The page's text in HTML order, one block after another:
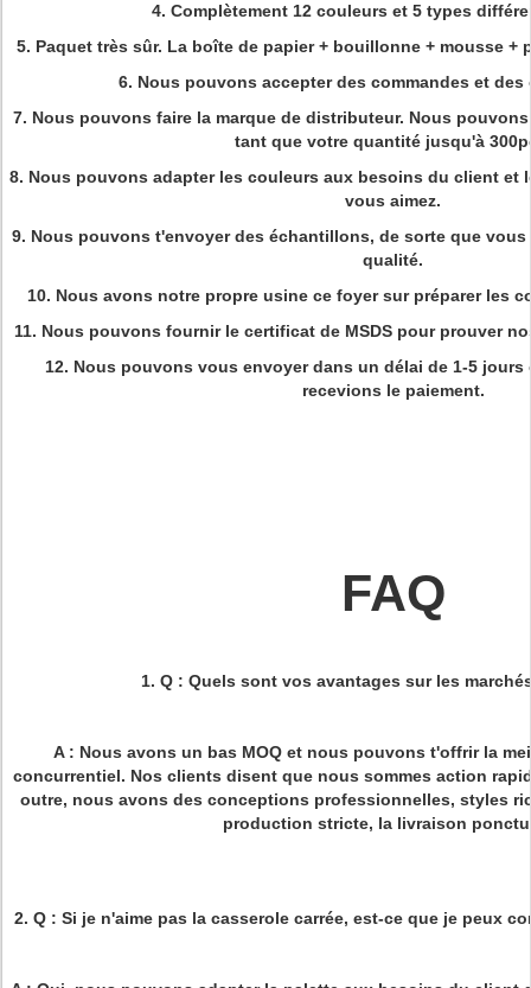
4. Complètement 12 couleurs et 5 types
5. Paquet très sûr. La boîte de papier + bouillonne + mousse +
6. Nous pouvons accepter des commandes et des
7. Nous pouvons faire la marque de distributeur. Nous
tant que votre quantité jusqu'à
8. Nous pouvons adapter les couleurs aux besoins du client et
vous aimez.
9. Nous pouvons t'envoyer des échantillons, de sorte que
qualité.
10. Nous avons notre propre usine ce foyer sur préparer les
11. Nous pouvons fournir le certificat de MSDS pour prouver
12. Nous pouvons vous envoyer dans un délai de 1-5
recevions le paiement.
FAQ
1. Q : Quels sont vos avantages sur les
A : Nous avons un bas MOQ et nous pouvons t'offrir la
concurrentiel. Nos clients disent que nous sommes action
outre, nous avons des conceptions professionnelles, styles
production stricte, la livraison
2. Q : Si je n'aime pas la casserole carrée, est-ce que je peux